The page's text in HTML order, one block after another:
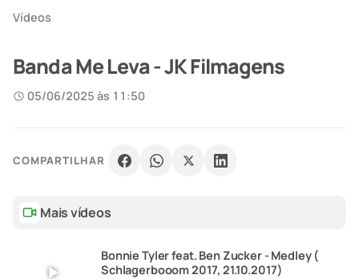
Vídeos
Banda Me Leva - JK Filmagens
05/06/2025 às 11:50
COMPARTILHAR
Mais vídeos
Bonnie Tyler feat. Ben Zucker - Medley (
Schlagerbooom 2017, 21.10.2017)